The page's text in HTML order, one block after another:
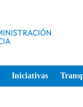
Iniciativas